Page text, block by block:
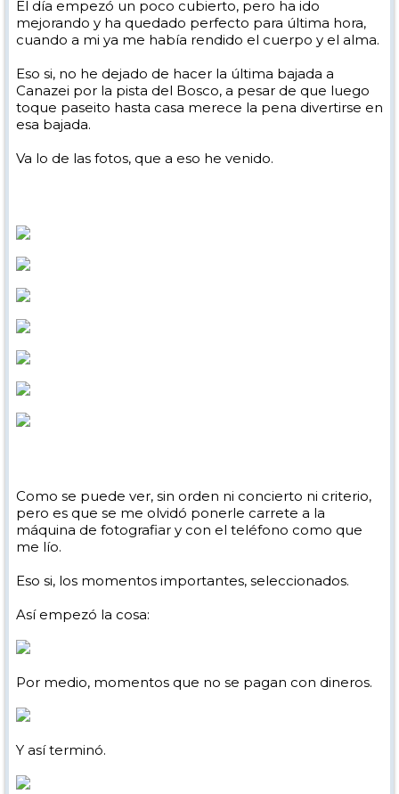
El día empezó un poco cubierto, pero ha ido
mejorando y ha quedado perfecto para última hora,
cuando a mi ya me había rendido el cuerpo y el alma.
Eso si, no he dejado de hacer la última bajada a
Canazei por la pista del Bosco, a pesar de que luego
toque paseito hasta casa merece la pena divertirse en
esa bajada.
Va lo de las fotos, que a eso he venido.
Como se puede ver, sin orden ni concierto ni criterio,
pero es que se me olvidó ponerle carrete a la
máquina de fotografiar y con el teléfono como que
me lío.
Eso si, los momentos importantes, seleccionados.
Así empezó la cosa:
Por medio, momentos que no se pagan con dineros.
Y así terminó.